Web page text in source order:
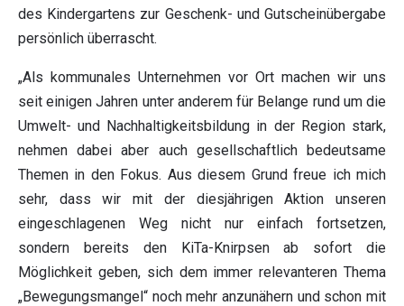
des Kindergartens zur Geschenk- und Gutscheinübergabe
persönlich überrascht.
„Als kommunales Unternehmen vor Ort machen wir uns
seit einigen Jahren unter anderem für Belange rund um die
Umwelt- und Nachhaltigkeitsbildung in der Region stark,
nehmen dabei aber auch gesellschaftlich bedeutsame
Themen in den Fokus. Aus diesem Grund freue ich mich
sehr, dass wir mit der diesjährigen Aktion unseren
eingeschlagenen Weg nicht nur einfach fortsetzen,
sondern bereits den KiTa-Knirpsen ab sofort die
Möglichkeit geben, sich dem immer relevanteren Thema
„Bewegungsmangel“ noch mehr anzunähern und schon mit